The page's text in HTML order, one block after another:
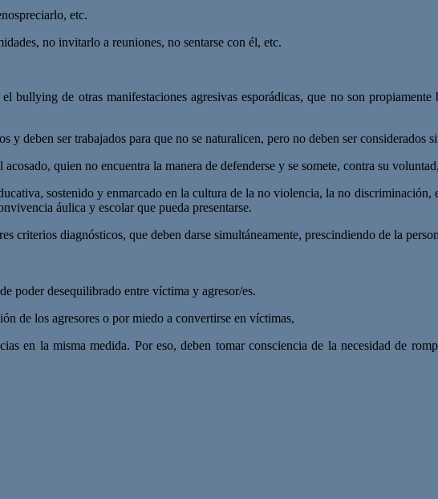
etc.
no invitarlo a reuniones, no sentarse con él, etc.
bullying de otras manifestaciones agresivas esporádicas, que no son
deben ser trabajados para que no se naturalicen, pero no deben ser considerados
quien no encuentra la manera de defenderse y se somete, contra su
sostenido y enmarcado en la cultura de la no violencia, la no discriminación,
áulica y escolar que pueda presentarse.
criterios diagnósticos, que deben darse simultáneamente, prescindiendo de la
poder desequilibrado entre víctima y agresor/es.
de los agresores o por miedo a convertirse en víctimas,
en la misma medida. Por eso, deben tomar consciencia de la necesidad de